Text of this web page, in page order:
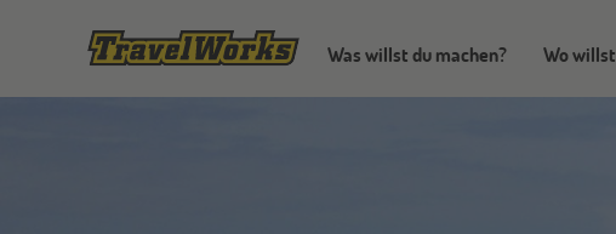
Was willst du machen? Wo